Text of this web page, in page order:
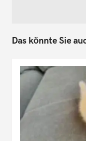
Das könnte Sie